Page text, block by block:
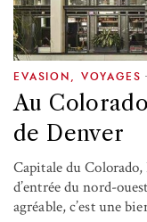
EVASION VOYAGES
Au
de Denver
Capitale du
d’entrée du nord-
agréable, c’est une